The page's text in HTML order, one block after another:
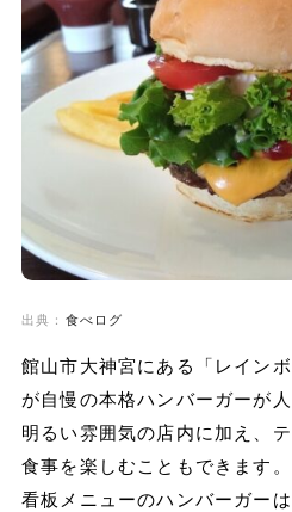
出典： 食べログ
館山市大神宮にある「レイン
が自慢の本格ハンバーガーが
明るい雰囲気の店内に加え、
食事を楽しむこともできます。
看板メニューのハンバーガー